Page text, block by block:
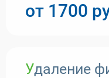
от 1700
Удаление